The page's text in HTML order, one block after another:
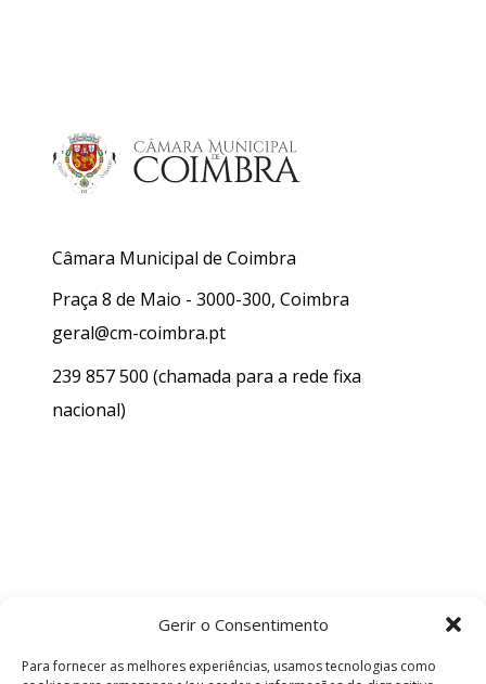
Gerir o Consentimento
Para fornecer as melhores experiências, usamos tecnologias como
Câmara Municipal de Coimbra
Praça 8 de Maio - 3000-300, Coimbra
geral@cm-coimbra.pt
239 857 500 (chamada para a rede fixa
nacional)